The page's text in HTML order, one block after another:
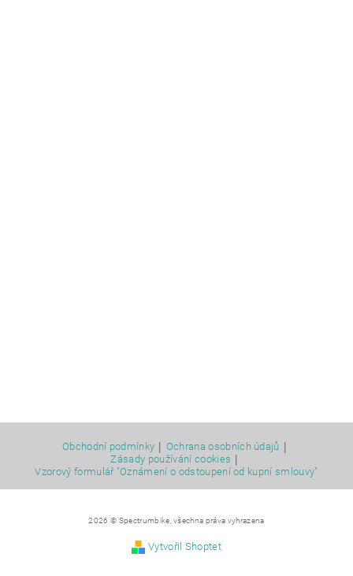
Obchodní podmínky | Ochrana osobních údajů |
Zásady používání cookies |
Vzorový formulář "Oznámení o odstoupení od kupní smlouvy"
2026 © Spectrumbike, všechna práva vyhrazena
Vytvořil Shoptet